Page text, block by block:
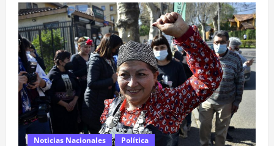
Loncon
acusa
«persecución»
y
«escarnio
público»
por
solicitud
de
sus
datos
académicos
y
descarta
«ocultar
información»
Noticias Nacionales Política